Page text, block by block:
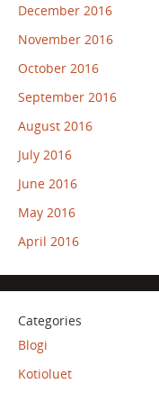
December 2016
November 2016
October 2016
September 2016
August 2016
July 2016
June 2016
May 2016
April 2016
Categories
Blogi
Kotioluet